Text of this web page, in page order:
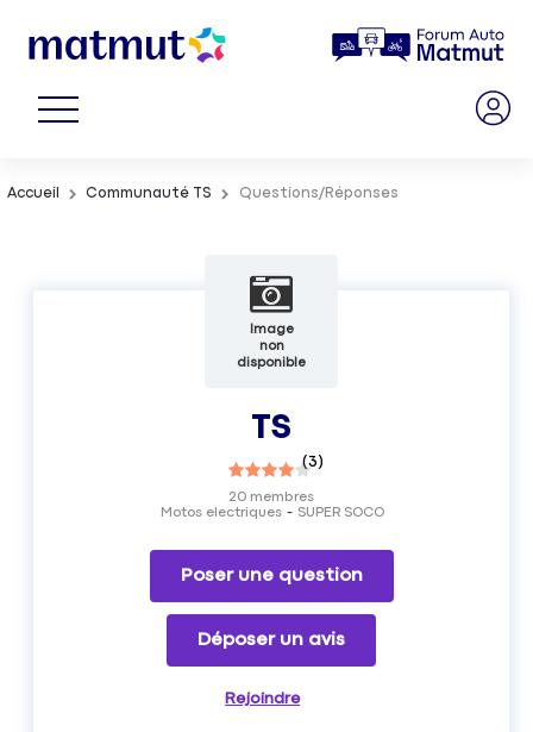
Accueil Communauté TS Questions/Réponses
Image
non
disponible
TS
(3)
Motos electriques SUPER SOCO
20 membres
Poser une question
Déposer un avis
Rejoindre